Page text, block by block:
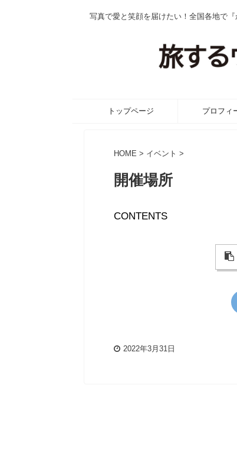
写真で愛と笑顔を届けたい！全国各地で
トップページ プロフィ
HOME > イベント >
開催場所
CONTENTS
2022年3月31日